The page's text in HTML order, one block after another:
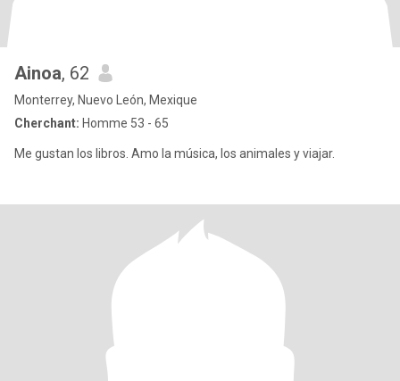
Ainoa, 62
Monterrey, Nuevo León, Mexique
Cherchant: Homme 53 - 65
Me gustan los libros. Amo la música, los animales y viajar.